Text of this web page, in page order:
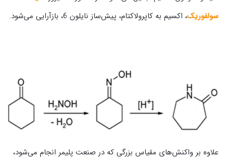
سولفوریک، اکسیم به کاپرولاکتام، پیش‌ساز نایلون 6، بازآرایی می‌شود.
علاوه بر واکنش‌های مقیاس بزرگی که در صنعت پلیمر انجام می‌شود،